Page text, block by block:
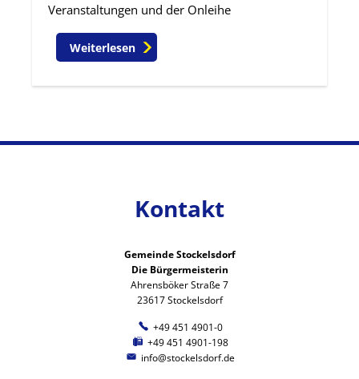
Veranstaltungen und der Onleihe
Weiterlesen
Kontakt
Gemeinde Stockelsdorf
Die Bürgermeisterin
Ahrensböker Straße 7
23617 Stockelsdorf
+49 451 4901-0
+49 451 4901-198
info@stockelsdorf.de